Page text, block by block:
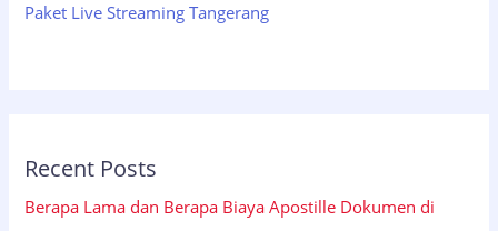
Paket Live Streaming Tangerang
Recent Posts
Berapa Lama dan Berapa Biaya Apostille Dokumen di